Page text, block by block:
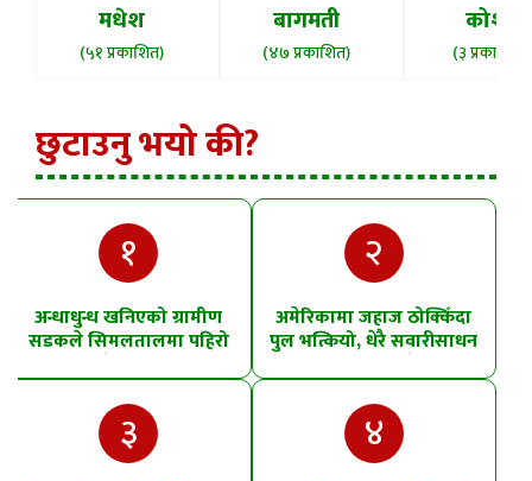
मधेश
(५१ प्रकाशित)
बागमती
(४७ प्रकाशित)
कोशी
(३ प्रकाशित)
छुटाउनु भयो की?
१
अन्धाधुन्ध खनिएको ग्रामीण
सडकले सिमलतालमा पहिरो
२
अमेरिकामा जहाज ठोक्किँदा
पुल भत्कियो, धेरै सवारीसाधन
३ ४